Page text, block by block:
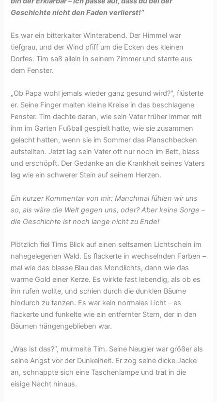
Geschichte nicht den Faden verlierst!“
Es war ein bitterkalter Winterabend. Der Himmel war
tiefgrau, und der Wind pfiff um die Ecken des kleinen
Dorfes. Tim saß allein in seinem Zimmer und starrte aus
dem Fenster.
„Ob Papa wohl jemals wieder ganz gesund wird?“, flüsterte
er. Seine Finger malten kleine Kreise in das beschlagene
Fenster. Tim dachte daran, wie sein Vater früher immer mit
ihm im Garten Fußball gespielt hatte, wie sie zusammen
gelacht hatten, wenn sie im Sommer das Planschbecken
aufstellten. Jetzt lag sein Vater oft nur noch im Bett, blass
und erschöpft. Der Gedanke an die Krankheit seines Vaters
lag wie ein schwerer Stein auf seinem Herzen.
Ein kurzer Kommentar von mir: Manchmal fühlen wir uns
so, als wäre die Welt gegen uns, oder? Aber keine Sorge –
die Geschichte ist noch lange nicht zu Ende!
Plötzlich fiel Tims Blick auf einen seltsamen Lichtschein im
nahegelegenen Wald. Es flackerte in wechselnden Farben –
mal wie das blasse Blau des Mondlichts, dann wie das
warme Gold einer Kerze. Es wirkte fast lebendig, als ob es
ihn rufen wollte, und schien durch die dunklen Bäume
hindurch zu tanzen. Es war kein normales Licht – es
flackerte und funkelte wie ein entfernter Stern, der in den
Bäumen hängengeblieben war.
„Was ist das?“, murmelte Tim. Seine Neugier war größer als
seine Angst vor der Dunkelheit. Er zog seine dicke Jacke
an, schnappte sich eine Taschenlampe und trat in die
eisige Nacht hinaus.